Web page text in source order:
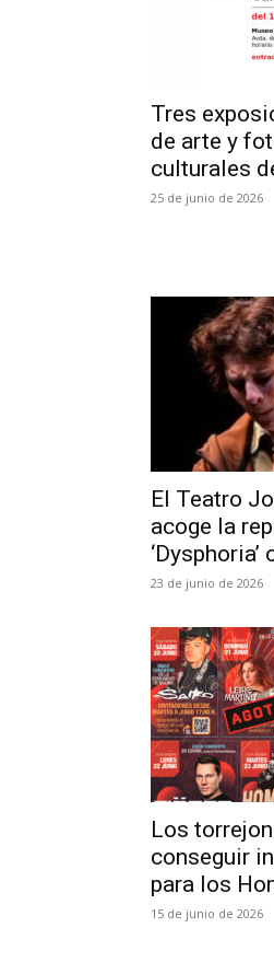
Tres
de arte y
culturales
25 de junio de 2026
El Teatro
acoge la
23 de junio de 2026
Los
conseguir
para los
15 de junio de 2026